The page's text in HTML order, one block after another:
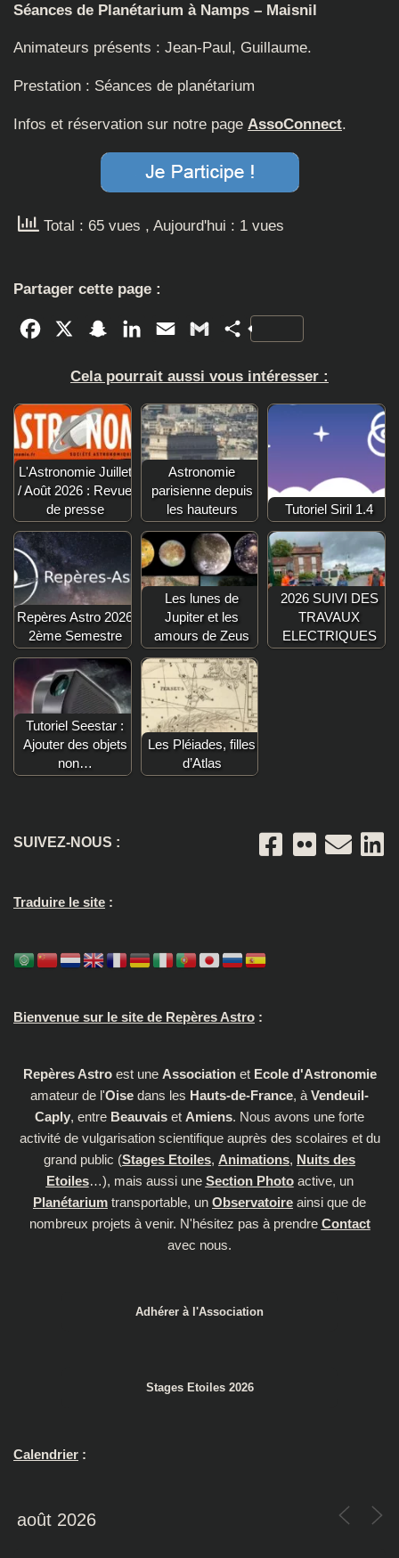
Séances de Planétarium à Namps – Maisnil
Animateurs présents : Jean-Paul, Guillaume.
Prestation : Séances de planétarium
Infos et réservation sur notre page AssoConnect.
Total : 65 vues , Aujourd'hui : 1 vues
Partager cette page :
Facebook SnapchatLinkedInEmail GmailPartager
Cela pourrait aussi vous intéresser :
L'Astronomie Juillet
/ Août 2026 : Revue
de presse
Astronomie
parisienne depuis
les hauteurs
Tutoriel Siril 1.4
Repères Astro 2026
2ème Semestre
Les lunes de
Jupiter et les
amours de Zeus
2026 SUIVI DES
TRAVAUX
ELECTRIQUES
Tutoriel Seestar :
Ajouter des objets
non…
Les Pléiades, filles
d’Atlas
SUIVEZ-NOUS :
Traduire le site :
Bienvenue sur le site de Repères Astro :
Repères Astroest une Associationet Ecole d'Astronomie
amateur de l'Oise dans les Hauts-de-France, à Vendeuil-
Caply, entre Beauvais et Amiens. Nous avons une forte
activité de vulgarisation scientifique auprès des scolaires et du
grand public (Stages Etoiles, Animations, Nuits des
Etoiles…), mais aussi une Section Photoactive, un
Planétarium transportable, un Observatoire ainsi que de
nombreux projets à venir. N'hésitez pas à prendre Contact
avec nous.
Adhérer à l'Association
Stages Etoiles 2026
Calendrier :